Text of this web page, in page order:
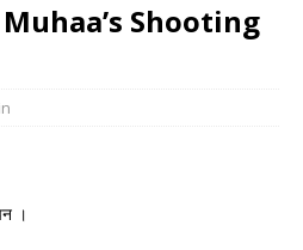
Shooting
।